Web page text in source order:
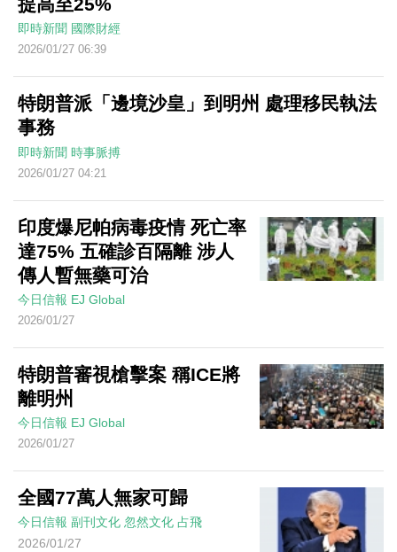
提高至25%
即時新聞 國際財經
2026/01/27 06:39
特朗普派「邊境沙皇」到明州 處理移民執法
事務
即時新聞 時事脈搏
2026/01/27 04:21
印度爆尼帕病毒疫情 死亡率
達75% 五確診百隔離 涉人
傳人暫無藥可治
今日信報 EJ Global
2026/01/27
特朗普審視槍擊案 稱ICE將
離明州
今日信報 EJ Global
2026/01/27
全國77萬人無家可歸
今日信報 副刊文化 忽然文化 占飛
2026/01/27